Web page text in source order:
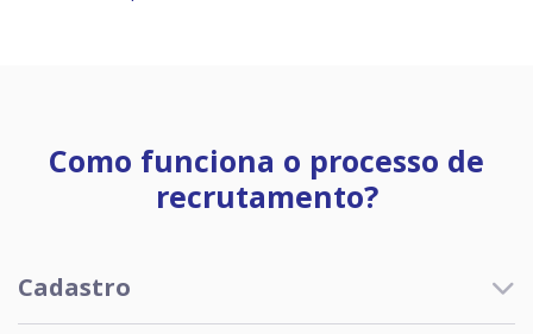
Como funciona o processo de
recrutamento?
Cadastro